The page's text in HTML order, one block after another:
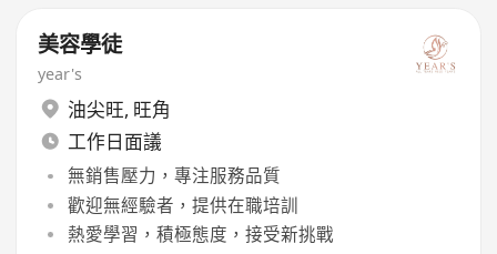
美容學徒
year's
油尖旺, 旺角
工作日面議
無銷售壓力，專注服務品質
歡迎無經驗者，提供在職培訓
熱愛學習，積極態度，接受新挑戰